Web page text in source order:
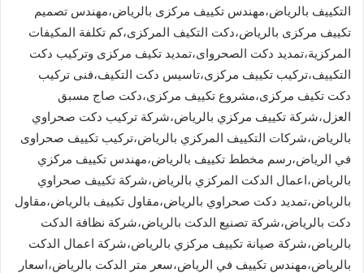
التكييف بالرياض،مهندس تكييف مركزى بالرياض،مهندس تصميم
تكييف مركزى بالرياض،دكت التكيف المركزى،كم تكلفة المكيفات
المركزية،تمديد دكت الصحرواى،تمديد تكيف مركزى وتركيب دكت
التكييف،تركيب تكييف مركزى،تاسيس دكت التكيف،فنى تركيب
دكت تكيف مركزى،مشروع تكييف مركزى،دكت صاج مسبق
العزل،شركة تكييف مركزي بالرياض،شركة تركيب دكت صحراوي
بالرياض،شركات التكييف المركزي بالرياض،تركيب تكييف صحراوى
في الرياض،رسم مخطط تكييف بالرياض،مهندس تكييف مركزي
بالرياض،اعمال الدكت المركزي بالرياض،شركة تكييف صحراوي
بالرياض،تمديد دكت صحراوي بالرياض،مقاول تكييف بالرياض،مقاول
دكت بالرياض،شركة تصنيع الدكت بالرياض،شركة نظافة الدكت
بالرياض،شركة صيانة تكييف مركزي بالرياض،شركة اعمال الدكت
بالرياض،مهندس تكييف في الرياض،سعر متر الدكت بالرياض،اسعار